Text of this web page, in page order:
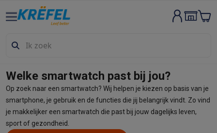
Groot elektro & inbouw
VaatwassersVaatwassers
Inbouwtoestellen
Inbouw vaatwassersInbouw ovens
Ovens & microgolfovensOvensMicrogolfovens
KookplatenKookplatenInductiekookplatenKeramische
Dampkappen
Dampkappen
Fornuizen
Gemengde fornuizen Elektrische fornuizen
Kleine inbouwtoestellenWarmhoudlades
Welke smartwatch past bij jou?
Op zoek naar een smartwatch? Wij helpen je kiezen op basis van je
smartphone, je gebruik en de functies die jij belangrijk vindt. Zo vind
je makkelijker een smartwatch die past bij jouw dagelijks leven,
sport of gezondheid.